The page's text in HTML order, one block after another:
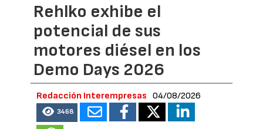
Rehlko exhibe el
potencial de sus
motores diésel en los
Demo Days 2026
Redacción Interempresas 04/08/2026
3468